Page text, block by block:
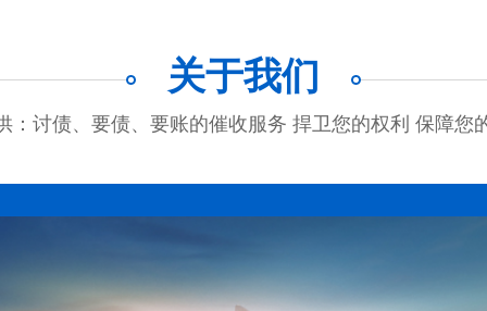
关于我们
：讨债、要债、要账的催收服务 捍卫您的权利 保障您